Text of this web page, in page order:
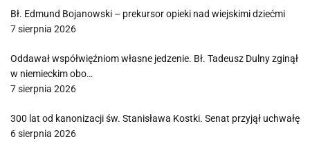
Bł. Edmund Bojanowski – prekursor opieki nad wiejskimi dziećmi
7 sierpnia 2026
Oddawał współwięźniom własne jedzenie. Bł. Tadeusz Dulny zginął
w niemieckim obo…
7 sierpnia 2026
300 lat od kanonizacji św. Stanisława Kostki. Senat przyjął uchwałę
6 sierpnia 2026